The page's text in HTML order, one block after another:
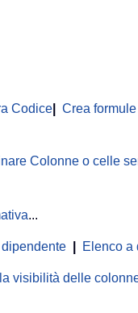
Codice Crea
Colonne o celle
...
Elenco a
visibilità delle